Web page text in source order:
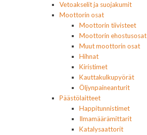
Vetoakselit ja suojakumit
Moottorin osat
Moottorin tiivisteet
Moottorin ehostusosat
Muut moottorin osat
Hihnat
Kiristimet
Kauttakulkupyörät
Öljynpaineanturit
Päästölaitteet
Happitunnistimet
Ilmamäärämittarit
Katalysaattorit